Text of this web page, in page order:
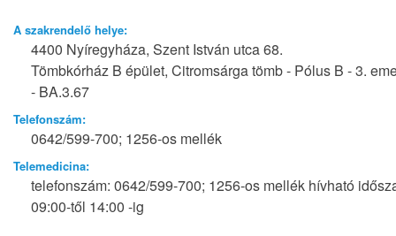
A szakrendelő helye:
4400 Nyíregyháza, Szent István utca 68.
Tömbkórház B épület, Citromsárga tömb - Pólus B - 3.
- BA.3.67
Telefonszám:
0642/599-700; 1256-os mellék
Telemedicina:
telefonszám: 0642/599-700; 1256-os mellék hívható
09:00-től 14:00 -ig